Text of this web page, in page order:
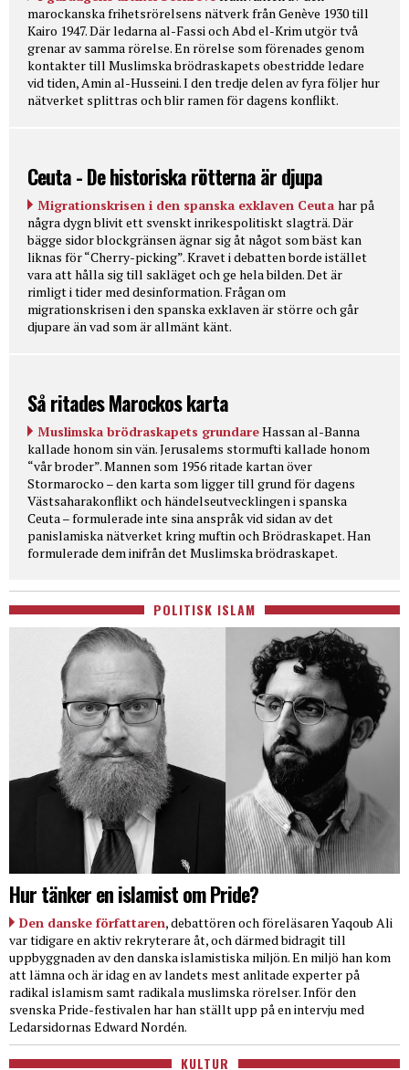
marockanska frihetsrörelsens nätverk från Genève 1930 till
Kairo 1947. Där ledarna al-Fassi och Abd el-Krim utgör två
grenar av samma rörelse. En rörelse som förenades genom
kontakter till Muslimska brödraskapets obestridde ledare
vid tiden, Amin al-Husseini. I den tredje delen av fyra följer hur
nätverket splittras och blir ramen för dagens konflikt.
Ceuta - De historiska rötterna är djupa
Migrationskrisen i den spanska exklaven Ceuta har på
några dygn blivit ett svenskt inrikespolitiskt slagträ. Där
bägge sidor blockgränsen ägnar sig åt något som bäst kan
liknas för “Cherry-picking”. Kravet i debatten borde istället
vara att hålla sig till sakläget och ge hela bilden. Det är
rimligt i tider med desinformation. Frågan om
migrationskrisen i den spanska exklaven är större och går
djupare än vad som är allmänt känt.
Så ritades Marockos karta
Muslimska brödraskapets grundareHassan al-Banna
kallade honom sin vän. Jerusalems stormufti kallade honom
“vår broder”. Mannen som 1956 ritade kartan över
Stormarocko – den karta som ligger till grund för dagens
Västsaharakonflikt och händelseutvecklingen i spanska
Ceuta – formulerade inte sina anspråk vid sidan av det
panislamiska nätverket kring muftin och Brödraskapet. Han
formulerade dem inifrån det Muslimska brödraskapet.
POLITISK ISLAM
Hur tänker en islamist om Pride?
Den danske författaren, debattören och föreläsaren Yaqoub Ali
var tidigare en aktiv rekryterare åt, och därmed bidragit till
uppbyggnaden av den danska islamistiska miljön. En miljö han kom
att lämna och är idag en av landets mest anlitade experter på
radikal islamism samt radikala muslimska rörelser. Inför den
svenska Pride-festivalen har han ställt upp på en intervju med
Ledarsidornas Edward Nordén.
KULTUR